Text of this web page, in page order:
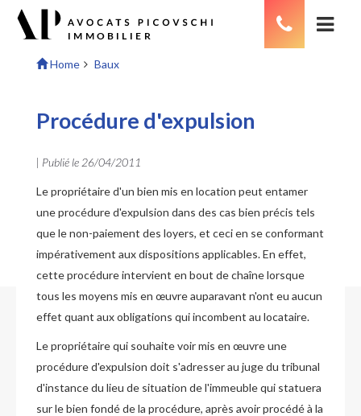
Home Baux
Procédure d'expulsion
| Publié le 26/04/2011
Le propriétaire d'un bien mis en location peut entamer
une procédure d'expulsion dans des cas bien précis tels
que le non-paiement des loyers, et ceci en se conformant
impérativement aux dispositions applicables. En effet,
cette procédure intervient en bout de chaîne lorsque
tous les moyens mis en œuvre auparavant n'ont eu aucun
effet quant aux obligations qui incombent au locataire.
Le propriétaire qui souhaite voir mis en œuvre une
procédure d'expulsion doit s'adresser au juge du tribunal
d'instance du lieu de situation de l'immeuble qui statuera
sur le bien fondé de la procédure, après avoir procédé à la